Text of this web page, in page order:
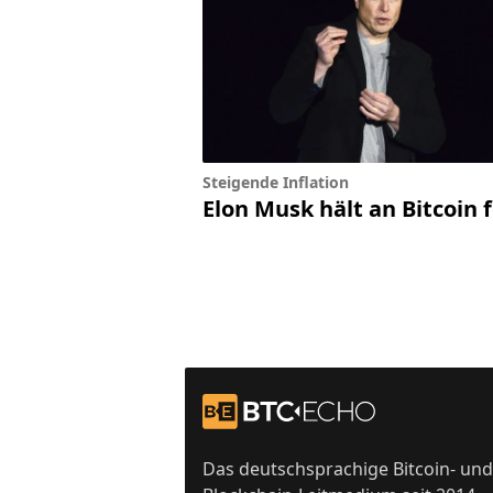
Steigende Inflation
Elon Musk hält an Bitcoin
Zur Startseite
Das deutschsprachige Bitcoin- und